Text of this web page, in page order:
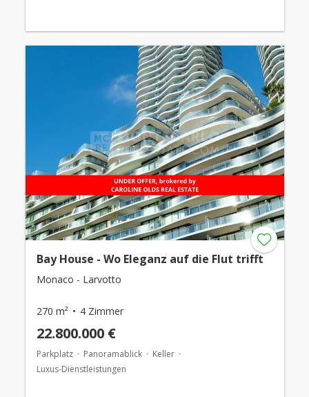
Bay House - Wo Eleganz auf die Flut trifft
Monaco - Larvotto
270 m² 4 Zimmer
22.800.000 €
Parkplatz Panoramablick
Keller
Luxus-Dienstleistungen